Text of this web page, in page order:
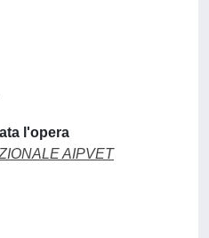
l'opera
AIPVET